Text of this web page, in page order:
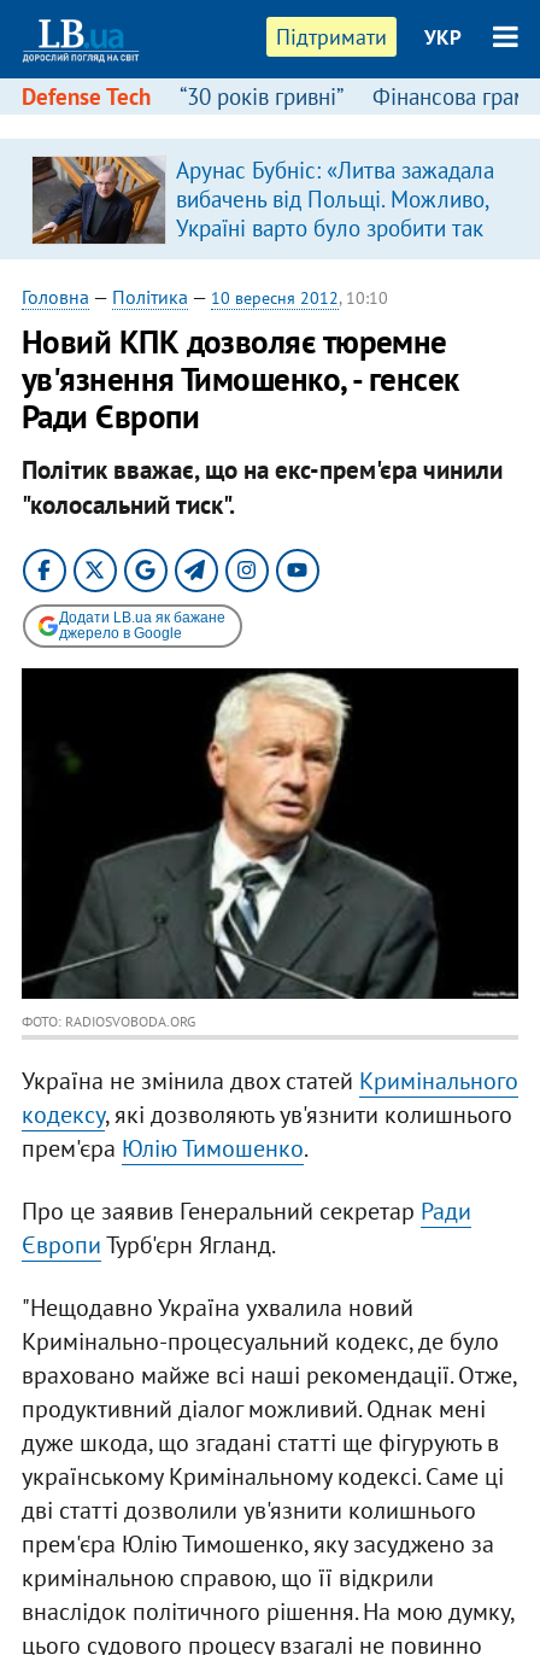
Підтримати УКР
Defense Tech “30 років гривні” Фінансова
Арунас Бубніс: «Литва зажадала
вибачень від Польщі. Можливо,
Україні варто було зробити так
само»
Головна — Політика — 10 вересня 2012, 10:10
Новий КПК дозволяє тюремне
ув'язнення Тимошенко, - генсек
Ради Європи
Політик вважає, що на екс-прем'єра чинили
"колосальний тиск".
Додати LB.ua як бажане
джерело в Google
ФОТО: RADIOSVOBODA.ORG
Україна не змінила двох статей Кримінального
кодексу, які дозволяють ув'язнити колишнього
прем'єра Юлію Тимошенко.
Про це заявив Генеральний секретар Ради
ЄвропиТурб'єрн Ягланд.
"Нещодавно Україна ухвалила новий
Кримінально-процесуальний кодекс, де було
враховано майже всі наші рекомендації. Отже,
продуктивний діалог можливий. Однак мені
дуже шкода, що згадані статті ще фігурують в
українському Кримінальному кодексі. Саме ці
дві статті дозволили ув'язнити колишнього
прем'єра Юлію Тимошенко, яку засуджено за
кримінальною справою, що її відкрили
внаслідок політичного рішення. На мою думку,
цього судового процесу взагалі не повинно